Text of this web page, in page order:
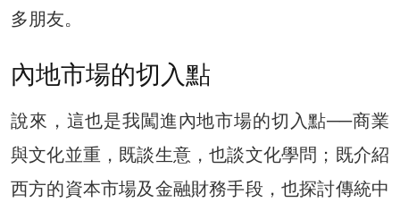
多朋友。
內地市場的切入點
說來，這也是我闖進內地市場的切入點──商業
與文化並重，既談生意，也談文化學問；既介紹
西方的資本市場及金融財務手段，也探討傳統中